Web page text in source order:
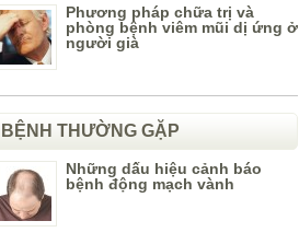
Phương pháp chữa trị và
phòng bệnh viêm mũi dị ứng ở
người già
BỆNH THƯỜNG GẶP
Những dấu hiệu cảnh báo
bệnh động mạch vành